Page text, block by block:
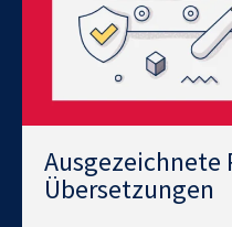
Ausgezeichnete
Übersetzungen